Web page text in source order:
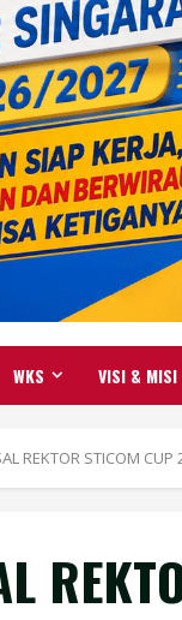
WKS VISI & MISI
REKTOR STICOM CUP